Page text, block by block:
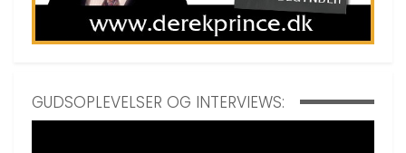
GUDSOPLEVELSER OG INTERVIEWS: